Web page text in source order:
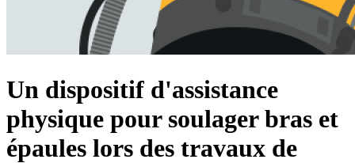
Un dispositif d'assistance
physique pour soulager bras et
épaules lors des travaux de